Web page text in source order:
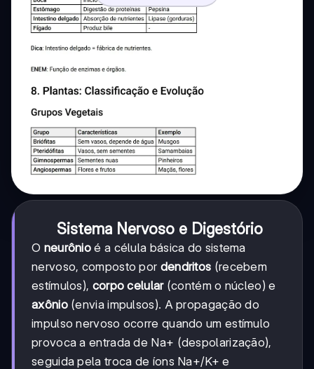
Sistema Nervoso e Digestório
O neurônio é a célula básica do sistema
nervoso, composto por dendritos (recebem
estímulos), corpo celular(contém o núcleo) e
axônio(envia impulsos). A propagação do
impulso nervoso ocorre quando um estímulo
provoca a entrada de Na+ (despolarização),
seguida pela troca de íons Na+/K+ e